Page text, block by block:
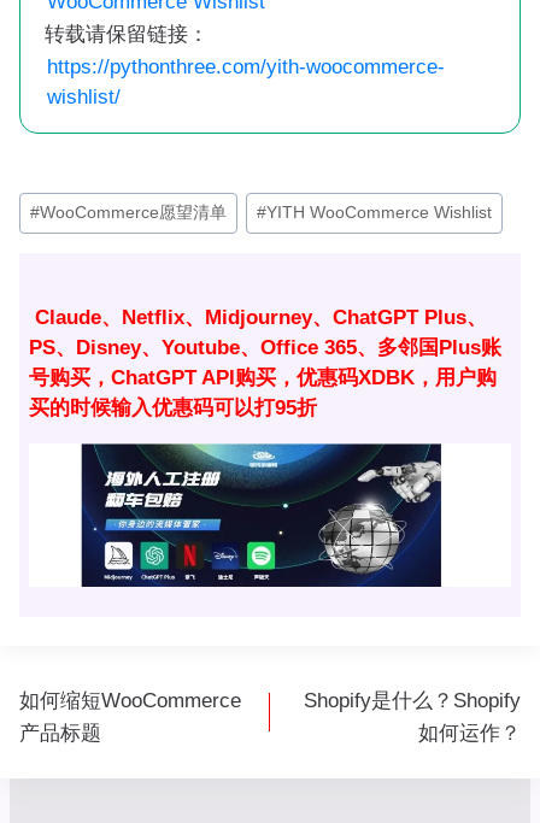
转载请保留链接：
https://pythonthree.com/yith-woocommerce-
wishlist/
文
章
#WooCommerce愿望清单 #YITH WooCommerce Wishlist
Claude、Netflix、Midjourney、ChatGPT Plus、
PS、Disney、Youtube、Office 365、多邻国Plus账
号购买，ChatGPT API购买，优惠码XDBK，用户购
买的时候输入优惠码可以打95折
文
章
如何缩短WooCommerce
产品标题
Shopify是什么？Shopify
如何运作？